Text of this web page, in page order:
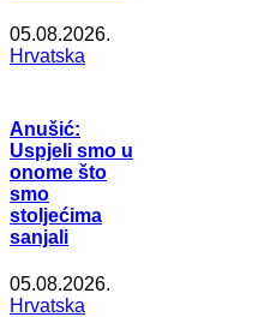
05.08.2026.
Hrvatska
Anušić:
Uspjeli smo u
onome što
smo
stoljećima
sanjali
05.08.2026.
Hrvatska